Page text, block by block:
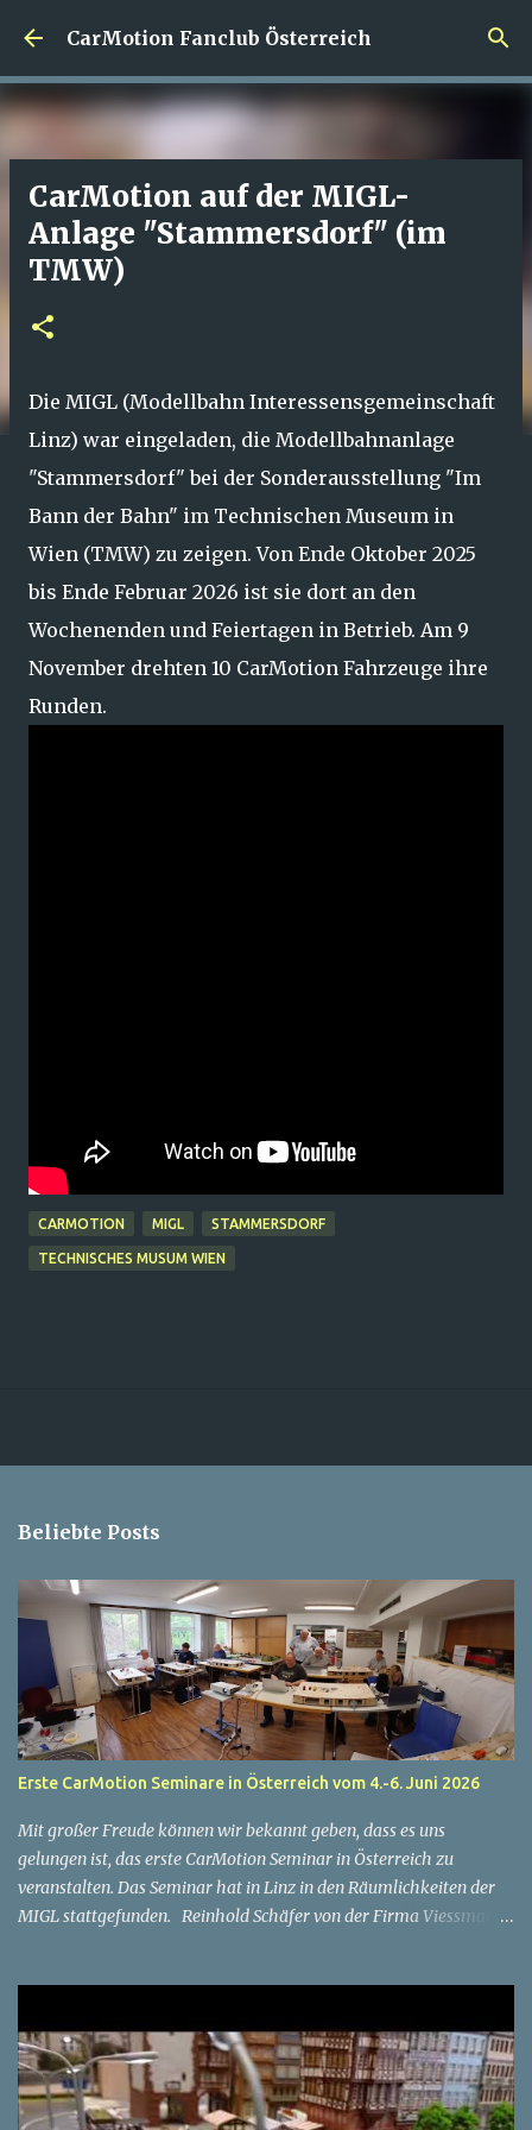
Direkt zum Hauptbereich
CarMotion Fanclub Österreich
CarMotion auf der MIGL-
Anlage "Stammersdorf" (im
TMW)
Die MIGL (Modellbahn Interessensgemeinschaft
Linz) war eingeladen, die Modellbahnanlage
"Stammersdorf" bei der Sonderausstellung "Im
Bann der Bahn" im Technischen Museum in
Wien (TMW) zu zeigen. Von Ende Oktober 2025
bis Ende Februar 2026 ist sie dort an den
Wochenenden und Feiertagen in Betrieb. Am 9
November drehten 10 CarMotion Fahrzeuge ihre
Runden.
CARMOTION MIGL STAMMERSDORF
TECHNISCHES MUSUM WIEN
Beliebte Posts
Erste CarMotion Seminare in Österreich vom 4.-6. Juni 2026
Mit großer Freude können wir bekannt geben, dass es uns
gelungen ist, das erste CarMotion Seminar in Österreich zu
veranstalten. Das Seminar hat in Linz in den Räumlichkeiten der
MIGL stattgefunden. Reinhold Schäfer von der Firma Viessmann
und Positionierung der Dauermagnete, Einsatz der Fernbedienung,
Individuelles Konfigurieren von Fahrzeugen in der CarManager
Software, Spielerisches Erarbeiten der Grundkenntnisse Freitag, 5.
Juni 2026: Fortgeschrittene 1: IR-Mini und Steuerung durch DCC-